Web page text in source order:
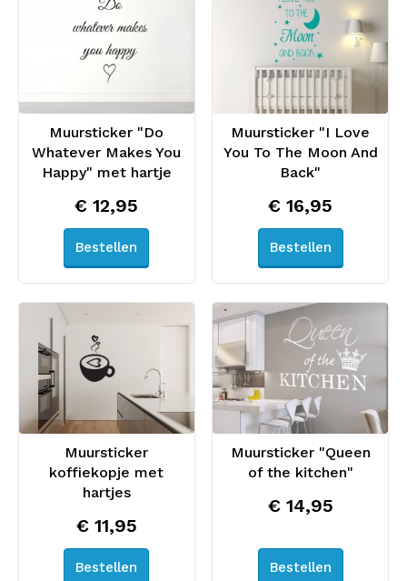
Muursticker "Do
Whatever Makes You
Happy" met hartje
€ 12,95
Bestellen
Muursticker "I Love
You To The Moon And
Back"
€ 16,95
Bestellen
Muursticker
koffiekopje met
hartjes
€ 11,95
Bestellen
Muursticker "Queen
of the kitchen"
€ 14,95
Bestellen